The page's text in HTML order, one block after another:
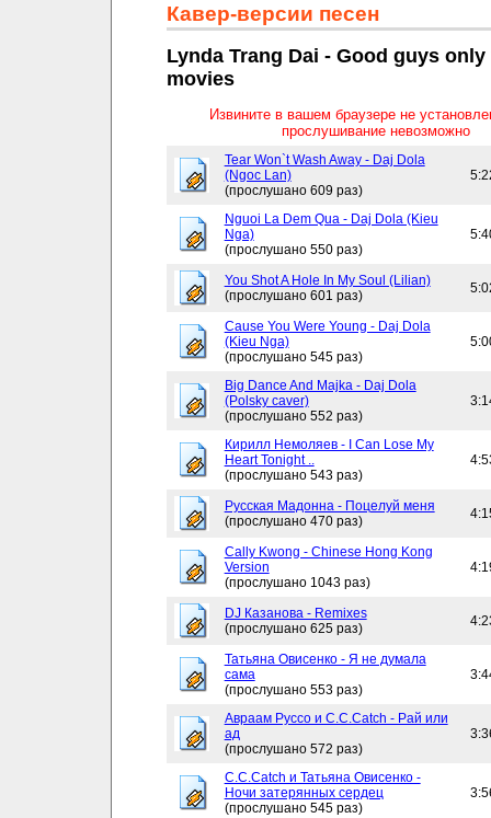
Кавер-версии песен
Lynda Trang Dai - Good guys
movies
Извините в вашем браузере не
прослушивание невозможно
Tear Won`t Wash Away - Daj Dola
(Ngoc Lan)
(прослушано 609 раз)
Nguoi La Dem Qua - Daj Dola (Kieu
Nga)
(прослушано 550 раз)
You Shot A Hole In My Soul (Lilian)
(прослушано 601 раз)
Cause You Were Young - Daj Dola
(Kieu Nga)
(прослушано 545 раз)
Big Dance And Majka - Daj Dola
(Polsky caver)
(прослушано 552 раз)
Кирилл Немоляев - I Can Lose My
Heart Tonight ..
(прослушано 543 раз)
Русская Мадонна - Поцелуй меня
(прослушано 470 раз)
Cally Kwong - Chinese Hong Kong
Version
(прослушано 1043 раз)
DJ Казанова - Remixes
(прослушано 625 раз)
Татьяна Овисенко - Я не думала
сама
(прослушано 553 раз)
Авраам Руссо и C.C.Catch - Рай или
ад
(прослушано 572 раз)
C.C.Catch и Татьяна Овисенко -
Ночи затерянных сердец
(прослушано 545 раз)